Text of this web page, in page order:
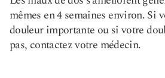
mêmes en 4 semaines environ. Si
douleur importante ou si votre
pas, contactez votre médecin.